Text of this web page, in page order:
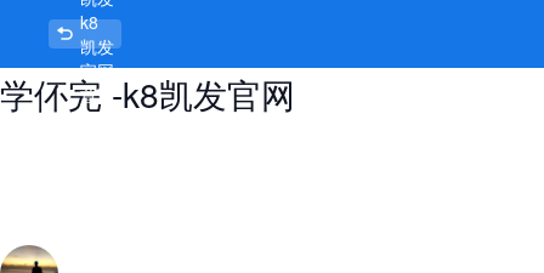
大石桥spa会馆，泡汤一时爽，规矩
学伓完 -k8凯发官网
k8
凯发
官网
首页